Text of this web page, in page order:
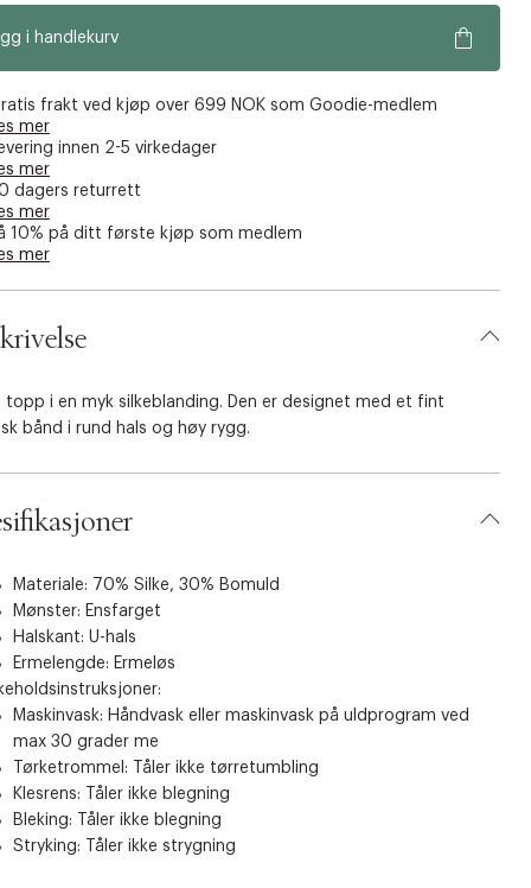
p
e
o
e
g
i handlekurv
frakt ved kjøp over 699 NOK som Goodie-medlem
mer
innen 2-5 virkedager
mer
dagers returrett
mer
10% på ditt første kjøp som medlem
mer
topp i en myk silkeblanding. Den er designet med et fint
bånd i rund hals og høy rygg.
Materiale: 70% Silke, 30% Bomuld
Mønster: Ensfarget
Halskant: U-hals
Ermelengde: Ermeløs
Maskinvask: Håndvask eller maskinvask på uldprogram ved
max 30 grader me
Tørketrommel: Tåler ikke tørretumbling
Klesrens: Tåler ikke blegning
Bleking: Tåler ikke blegning
Stryking: Tåler ikke strygning